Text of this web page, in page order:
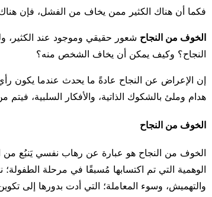
فكما أن هناك الكثير ممن يخاف من الفشل، فإن
الخوف من النجاح شعور حقيقي وموجود عند الكثير،
النجاح؟ وكيف يمكن أن يخاف الشخص منه؟
إن الإعراض عن النجاح عادةً ما يحدث عندما يكون
هدام وملئ بالشكوك الذاتية، والأفكار السلبية،
الخوف من النجاح
الخوف من النجاح هو عبارة عن رهاب نفسي يَنبُع من
الوهمية التي تم اكتسابها مُسبقًا في مرحلة
والتهميش، وسوء المعاملة؛ التي أدت بدورها إلى